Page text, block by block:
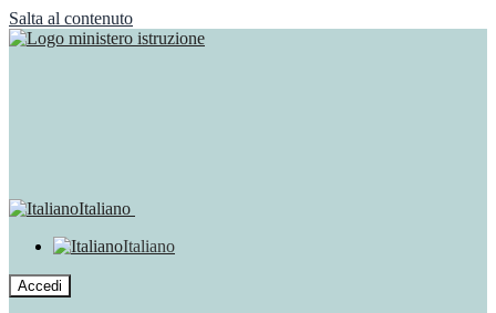
Salta al contenuto
Italiano
Italiano
Accedi